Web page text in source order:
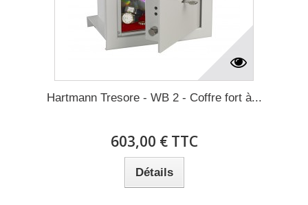
Hartmann Tresore - WB 2 - Coffre fort à...
603,00 € TTC
Détails